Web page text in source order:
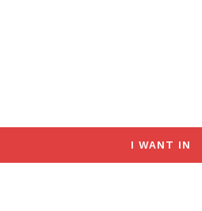
I WANT IN